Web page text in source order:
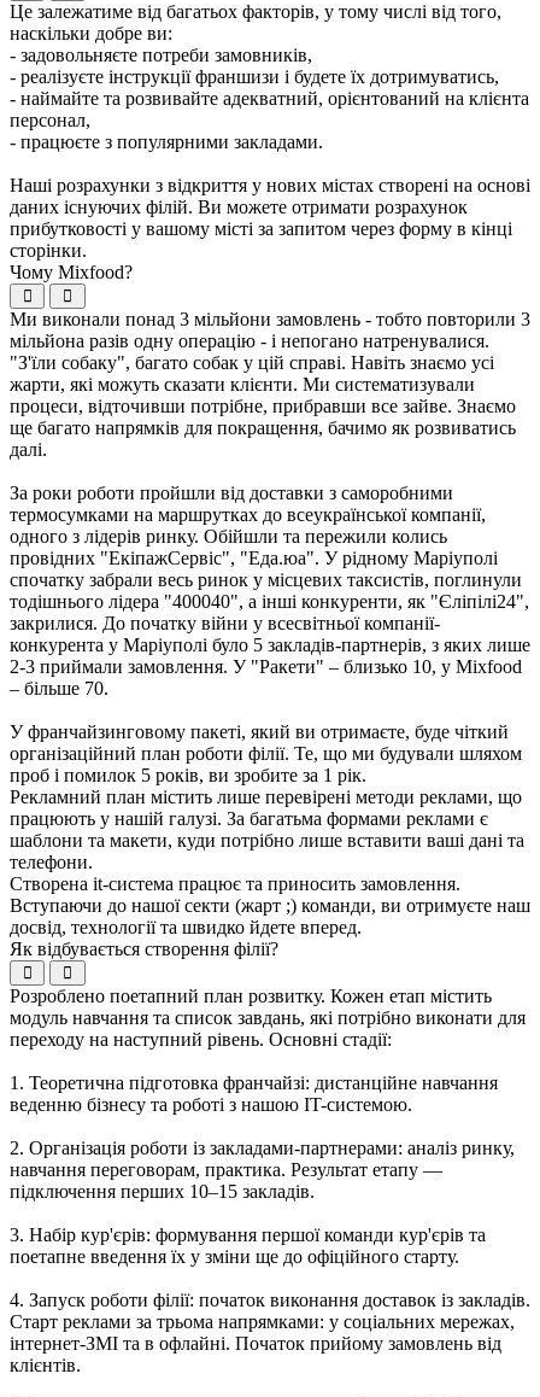
Це залежатиме від багатьох факторів, у тому числі від того,
наскільки добре ви:
- задовольняєте потреби замовників,
- реалізуєте інструкції франшизи і будете їх дотримуватись,
- наймайте та розвивайте адекватний, орієнтований на клієнта
персонал,
- працюєте з популярними закладами.
Наші розрахунки з відкриття у нових містах створені на основі
даних існуючих філій. Ви можете отримати розрахунок
прибутковості у вашому місті за запитом через форму в кінці
сторінки.
Чому Mixfood?
Ми виконали понад 3 мільйони замовлень - тобто повторили 3
мільйона разів одну операцію - і непогано натренувалися.
"З'їли собаку", багато собак у цій справі. Навіть знаємо усі
жарти, які можуть сказати клієнти. Ми систематизували
процеси, відточивши потрібне, прибравши все зайве. Знаємо
ще багато напрямків для покращення, бачимо як розвиватись
далі.
За роки роботи пройшли від доставки з саморобними
термосумками на маршрутках до всеукраїнської компанії,
одного з лідерів ринку. Обійшли та пережили колись
провідних "ЕкіпажСервіс", "Еда.юа". У рідному Маріуполі
спочатку забрали весь ринок у місцевих таксистів, поглинули
тодішнього лідера "400040", а інші конкуренти, як "Єліпілі24",
закрилися. До початку війни у всесвітньої компанії-
конкурента у Маріуполі було 5 закладів-партнерів, з яких лише
2-3 приймали замовлення. У "Ракети" – близько 10, у Mixfood
– більше 70.
У франчайзинговому пакеті, який ви отримаєте, буде чіткий
організаційний план роботи філії. Те, що ми будували шляхом
проб і помилок 5 років, ви зробите за 1 рік.
Рекламний план містить лише перевірені методи реклами, що
працюють у нашій галузі. За багатьма формами реклами є
шаблони та макети, куди потрібно лише вставити ваші дані та
телефони.
Створена it-система працює та приносить замовлення.
Вступаючи до нашої секти (жарт ;) команди, ви отримуєте наш
досвід, технології та швидко йдете вперед.
Як відбувається створення філії?
Розроблено поетапний план розвитку. Кожен етап містить
модуль навчання та список завдань, які потрібно виконати для
переходу на наступний рівень. Основні стадії:
1. Теоретична підготовка франчайзі: дистанційне навчання
веденню бізнесу та роботі з нашою IT-системою.
2. Організація роботи із закладами-партнерами: аналіз ринку,
навчання переговорам, практика. Результат етапу —
підключення перших 10–15 закладів.
3. Набір кур'єрів: формування першої команди кур'єрів та
поетапне введення їх у зміни ще до офіційного старту.
4. Запуск роботи філії: початок виконання доставок із закладів.
Старт реклами за трьома напрямками: у соціальних мережах,
інтернет-ЗМІ та в офлайні. Початок прийому замовлень від
клієнтів.